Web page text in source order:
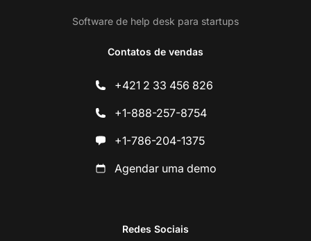
Software de help desk para startups
Contatos de vendas
+421 2 33 456 826
+1-888-257-8754
+1-786-204-1375
Agendar uma demo
Redes Sociais